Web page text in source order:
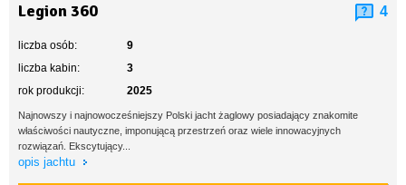
Legion 360 4
liczba osób:
9
liczba kabin:
3
rok produkcji:
2025
Najnowszy i najnowocześniejszy Polski jacht żaglowy posiadający znakomite
właściwości nautyczne, imponującą przestrzeń oraz wiele innowacyjnych
rozwiązań. Ekscytujący...
opis jachtu